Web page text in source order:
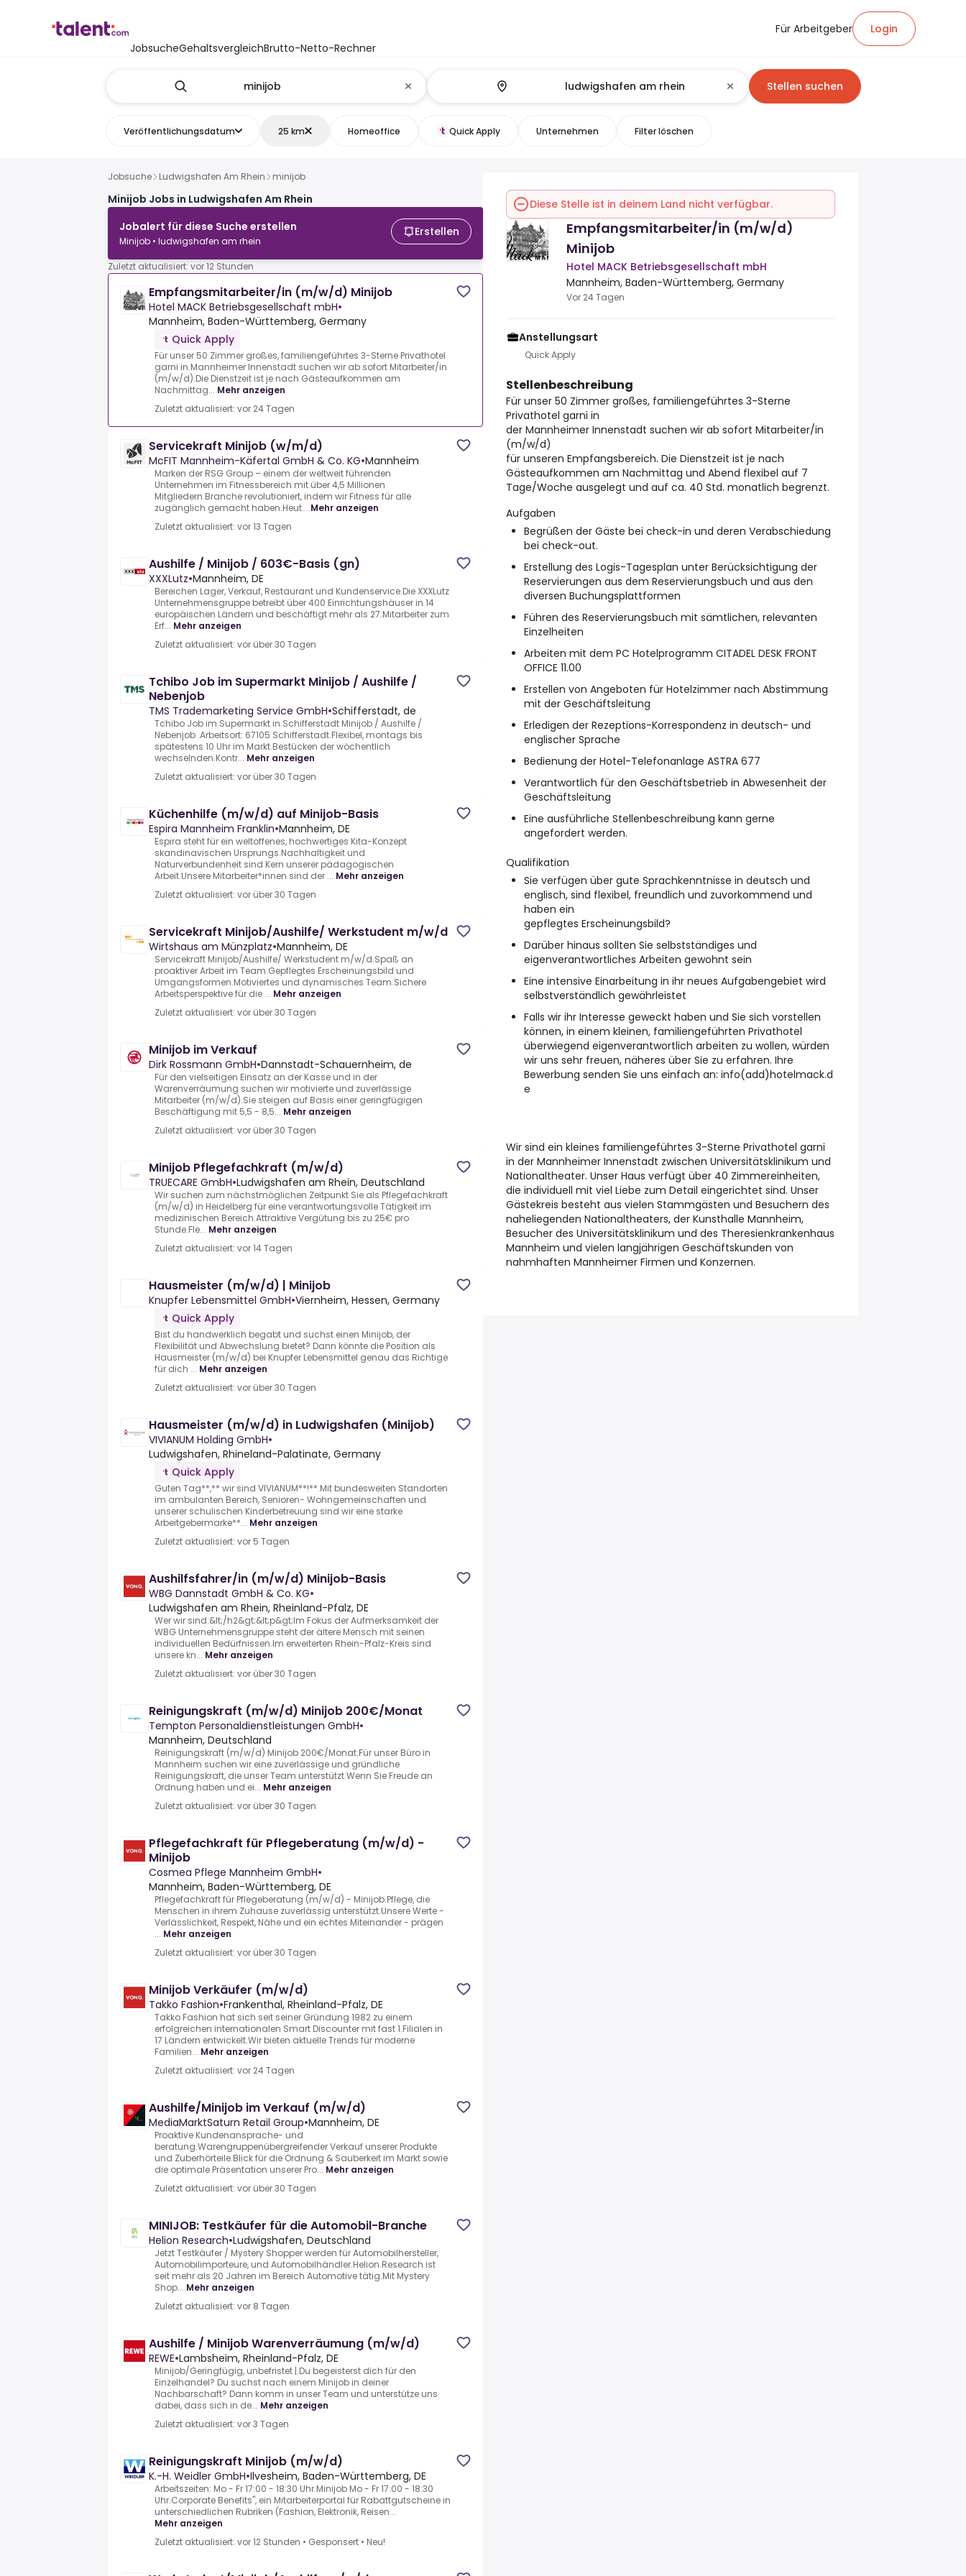
JobsucheGehaltsvergleichBrutto-Netto-Rechner
Für Arbeitgeber Login
Stellen suchen
Veröffentlichungsdatum 25 km Homeoffice Quick Apply Unternehmen Filter löschen
Jobsuche Ludwigshafen Am Rhein minijob
Minijob Jobs in Ludwigshafen Am Rhein
Jobalert für diese Suche erstellen
Minijob • ludwigshafen am rhein
Erstellen
Zuletzt aktualisiert: vor 12 Stunden
Empfangsmitarbeiter/in (m/w/d) Minijob
Hotel MACK Betriebsgesellschaft mbH•
Mannheim, Baden-Württemberg, Germany
Quick Apply
Für unser 50 Zimmer großes, familiengeführtes 3-Sterne Privathotel
garni in.Mannheimer Innenstadt suchen wir ab sofort Mitarbeiter/in
(m/w/d).Die Dienstzeit ist je nach Gästeaufkommen am
Nachmittag... Mehr anzeigen
Zuletzt aktualisiert: vor 24 Tagen
Servicekraft Minijob (w/m/d)
McFIT Mannheim-Käfertal GmbH & Co. KG•Mannheim
Marken der RSG Group – einem der weltweit führenden
Unternehmen im Fitnessbereich mit über 4,5 Millionen
Mitgliedern.Branche revolutioniert, indem wir Fitness für alle
zugänglich gemacht haben.Heut... Mehr anzeigen
Zuletzt aktualisiert: vor 13 Tagen
Aushilfe / Minijob / 603€-Basis (gn)
XXXLutz•Mannheim, DE
Bereichen Lager, Verkauf, Restaurant und Kundenservice.Die XXXLutz
Unternehmensgruppe betreibt über 400 Einrichtungshäuser in 14
europäischen Ländern und beschäftigt mehr als 27.Mitarbeiter zum
Erf... Mehr anzeigen
Zuletzt aktualisiert: vor über 30 Tagen
Tchibo Job im Supermarkt Minijob / Aushilfe /
Nebenjob
TMS Trademarketing Service GmbH•Schifferstadt, de
Tchibo Job im Supermarkt in Schifferstadt Minijob / Aushilfe /
Nebenjob .Arbeitsort: 67105 Schifferstadt.Flexibel, montags bis
spätestens 10 Uhr im Markt.Bestücken der wöchentlich
wechselnden.Kontr... Mehr anzeigen
Zuletzt aktualisiert: vor über 30 Tagen
Küchenhilfe (m/w/d) auf Minijob-Basis
Espira Mannheim Franklin•Mannheim, DE
Espira steht für ein weltoffenes, hochwertiges Kita-Konzept
skandinavischen Ursprungs.Nachhaltigkeit und
Naturverbundenheit sind Kern unserer pädagogischen
Arbeit.Unsere Mitarbeiter*innen sind der ... Mehr anzeigen
Zuletzt aktualisiert: vor über 30 Tagen
Servicekraft Minijob/Aushilfe/ Werkstudent m/w/d
Wirtshaus am Münzplatz•Mannheim, DE
Servicekraft Minijob/Aushilfe/ Werkstudent m/w/d.Spaß an
proaktiver Arbeit im Team.Gepflegtes Erscheinungsbild und
Umgangsformen.Motiviertes und dynamisches Team.Sichere
Arbeitsperspektive für die ... Mehr anzeigen
Zuletzt aktualisiert: vor über 30 Tagen
Minijob im Verkauf
Dirk Rossmann GmbH•Dannstadt-Schauernheim, de
Für den vielseitigen Einsatz an der Kasse und in der
Warenverräumung suchen wir motivierte und zuverlässige
Mitarbeiter (m/w/d).Sie steigen auf Basis einer geringfügigen
Beschäftigung mit 5,5 - 8,5... Mehr anzeigen
Zuletzt aktualisiert: vor über 30 Tagen
Minijob Pflegefachkraft (m/w/d)
TRUECARE GmbH•Ludwigshafen am Rhein, Deutschland
Wir suchen zum nächstmöglichen Zeitpunkt Sie als Pflegefachkraft
(m/w/d) in Heidelberg für eine verantwortungsvolle Tätigkeit im
medizinischen Bereich.Attraktive Vergütung bis zu 25€ pro
Stunde.Fle... Mehr anzeigen
Zuletzt aktualisiert: vor 14 Tagen
Hausmeister (m/w/d) | Minijob
Knupfer Lebensmittel GmbH•Viernheim, Hessen, Germany
Quick Apply
Bist du handwerklich begabt und suchst einen Minijob, der
Flexibilität und Abwechslung bietet? Dann könnte die Position als
Hausmeister (m/w/d) bei Knupfer Lebensmittel genau das Richtige
für dich ... Mehr anzeigen
Zuletzt aktualisiert: vor über 30 Tagen
Hausmeister (m/w/d) in Ludwigshafen (Minijob)
VIVIANUM Holding GmbH•
Ludwigshafen, Rhineland-Palatinate, Germany
Quick Apply
Guten Tag**,** wir sind VIVIANUM**!**.Mit bundesweiten Standorten
im ambulanten Bereich, Senioren- Wohngemeinschaften und
unserer schulischen Kinderbetreuung sind wir eine starke
Arbeitgebermarke**... Mehr anzeigen
Zuletzt aktualisiert: vor 5 Tagen
Aushilfsfahrer/in (m/w/d) Minijob-Basis
WBG Dannstadt GmbH & Co. KG•
Ludwigshafen am Rhein, Rheinland-Pfalz, DE
Wer wir sind:&lt;/h2&gt;&lt;p&gt;Im Fokus der Aufmerksamkeit der
WBG Unternehmensgruppe steht der ältere Mensch mit seinen
individuellen Bedürfnissen.Im erweiterten Rhein-Pfalz-Kreis sind
unsere kn... Mehr anzeigen
Zuletzt aktualisiert: vor über 30 Tagen
Reinigungskraft (m/w/d) Minijob 200€/Monat
Tempton Personaldienstleistungen GmbH•
Mannheim, Deutschland
Reinigungskraft (m/w/d) Minijob 200€/Monat.Für unser Büro in
Mannheim suchen wir eine zuverlässige und gründliche
Reinigungskraft, die unser Team unterstützt.Wenn Sie Freude an
Ordnung haben und ei... Mehr anzeigen
Zuletzt aktualisiert: vor über 30 Tagen
Pflegefachkraft für Pflegeberatung (m/w/d) -
Minijob
Cosmea Pflege Mannheim GmbH•
Mannheim, Baden-Württemberg, DE
Pflegefachkraft für Pflegeberatung (m/w/d) - Minijob.Pflege, die
Menschen in ihrem Zuhause zuverlässig unterstützt.Unsere Werte -
Verlässlichkeit, Respekt, Nähe und ein echtes Miteinander - prägen
... Mehr anzeigen
Zuletzt aktualisiert: vor über 30 Tagen
Minijob Verkäufer (m/w/d)
Takko Fashion•Frankenthal, Rheinland-Pfalz, DE
Takko Fashion hat sich seit seiner Gründung 1982 zu einem
erfolgreichen internationalen Smart Discounter mit fast 1.Filialen in
17 Ländern entwickelt.Wir bieten aktuelle Trends für moderne
Familien... Mehr anzeigen
Zuletzt aktualisiert: vor 24 Tagen
Aushilfe/Minijob im Verkauf (m/w/d)
MediaMarktSaturn Retail Group•Mannheim, DE
Proaktive Kundenansprache- und
beratung.Warengruppenübergreifender Verkauf unserer Produkte
und Zuberhörteile.Blick für die Ordnung & Sauberkeit im Markt sowie
die optimale Präsentation unserer Pro... Mehr anzeigen
Zuletzt aktualisiert: vor über 30 Tagen
MINIJOB: Testkäufer für die Automobil-Branche
Helion Research•Ludwigshafen, Deutschland
Jetzt Testkäufer / Mystery Shopper werden für Automobilhersteller,
Automobilimporteure, und Automobilhändler.Helion Research ist
seit mehr als 20 Jahren im Bereich Automotive tätig.Mit Mystery
Shop... Mehr anzeigen
Zuletzt aktualisiert: vor 8 Tagen
Aushilfe / Minijob Warenverräumung (m/w/d)
REWE•Lambsheim, Rheinland-Pfalz, DE
Minijob/Geringfügig, unbefristet |.Du begeisterst dich für den
Einzelhandel? Du suchst nach einem Minijob in deiner
Nachbarschaft? Dann komm in unser Team und unterstütze uns
dabei, dass sich in de... Mehr anzeigen
Zuletzt aktualisiert: vor 3 Tagen
Reinigungskraft Minijob (m/w/d)
K.-H. Weidler GmbH•Ilvesheim, Baden-Württemberg, DE
Arbeitszeiten: Mo - Fr 17:00 - 18:30 Uhr.Minijob Mo - Fr 17:00 - 18:30
Uhr.Corporate Benefits", ein Mitarbeiterportal für Rabattgutscheine in
unterschiedlichen Rubriken (Fashion, Elektronik, Reisen...
Mehr anzeigen
Zuletzt aktualisiert: vor 12 Stunden • Gesponsert • Neu!
Diese Stelle ist in deinem Land nicht verfügbar.
Empfangsmitarbeiter/in (m/w/d)
Minijob
Hotel MACK Betriebsgesellschaft mbH
Mannheim, Baden-Württemberg, Germany
Vor 24 Tagen
Anstellungsart
Quick Apply
Stellenbeschreibung
Für unser 50 Zimmer großes, familiengeführtes 3-Sterne
Privathotel garni in
der Mannheimer Innenstadt suchen wir ab sofort Mitarbeiter/in
(m/w/d)
für unseren Empfangsbereich. Die Dienstzeit ist je nach
Gästeaufkommen am Nachmittag und Abend flexibel auf 7
Tage/Woche ausgelegt und auf ca. 40 Std. monatlich begrenzt.
Aufgaben
Begrüßen der Gäste bei check-in und deren Verabschiedung
bei check-out.
Erstellung des Logis-Tagesplan unter Berücksichtigung der
Reservierungen aus dem Reservierungsbuch und aus den
diversen Buchungsplattformen
Führen des Reservierungsbuch mit sämtlichen, relevanten
Einzelheiten
Arbeiten mit dem PC Hotelprogramm CITADEL DESK FRONT
OFFICE 11.00
Erstellen von Angeboten für Hotelzimmer nach Abstimmung
mit der Geschäftsleitung
Erledigen der Rezeptions-Korrespondenz in deutsch- und
englischer Sprache
Bedienung der Hotel-Telefonanlage ASTRA 677
Verantwortlich für den Geschäftsbetrieb in Abwesenheit der
Geschäftsleitung
Eine ausführliche Stellenbeschreibung kann gerne
angefordert werden.
Qualifikation
Sie verfügen über gute Sprachkenntnisse in deutsch und
englisch, sind flexibel, freundlich und zuvorkommend und
haben ein
gepflegtes Erscheinungsbild?
Darüber hinaus sollten Sie selbstständiges und
eigenverantwortliches Arbeiten gewohnt sein
Eine intensive Einarbeitung in ihr neues Aufgabengebiet wird
selbstverständlich gewährleistet
Falls wir ihr Interesse geweckt haben und Sie sich vorstellen
können, in einem kleinen, familiengeführten Privathotel
überwiegend eigenverantwortlich arbeiten zu wollen, würden
wir uns sehr freuen, näheres über Sie zu erfahren. Ihre
Bewerbung senden Sie uns einfach an: info(add)hotelmack.d
e
Wir sind ein kleines familiengeführtes 3-Sterne Privathotel garni
in der Mannheimer Innenstadt zwischen Universitätsklinikum und
Nationaltheater. Unser Haus verfügt über 40 Zimmereinheiten,
die individuell mit viel Liebe zum Detail eingerichtet sind. Unser
Gästekreis besteht aus vielen Stammgästen und Besuchern des
naheliegenden Nationaltheaters, der Kunsthalle Mannheim,
Besucher des Universitätsklinikum und des Theresienkrankenhaus
Mannheim und vielen langjährigen Geschäftskunden von
nahmhaften Mannheimer Firmen und Konzernen.